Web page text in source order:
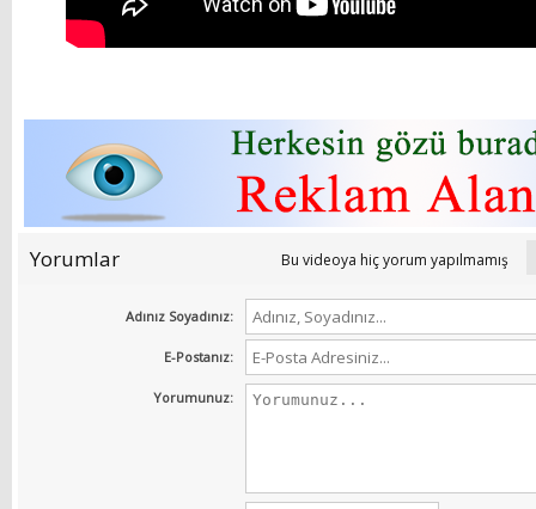
Yorumlar Bu videoya hiç yorum yapılmamış
Adınız Soyadınız:
E-Postanız:
Yorumunuz: